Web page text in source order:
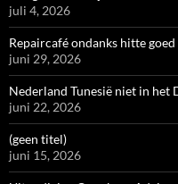
juli 4, 2026
Repaircafé ondanks hitte
juni 29, 2026
Nederland Tunesië niet in het
juni 22, 2026
(geen titel)
juni 15, 2026